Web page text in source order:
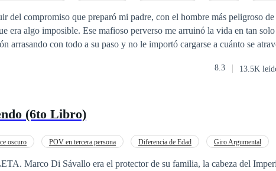
del compromiso que preparó mi padre, con el hombre más peligroso
perverso me arruinó la vida en tan solo unos días.
con todo a su paso y no le importó cargarse a cuánto se atravesará.
Y cedí a todo, por que me encanta quemarme. Ahora estaba atrapada en las
8.3 13.5K
(6to Libro)
oscuro POV en tercera persona Diferencia de Edad Giro Argumental
Marco Di Sávallo era el protector de su familia, la cabeza del